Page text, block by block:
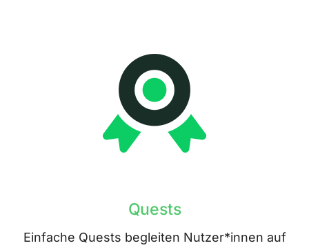
Quests
Einfache Quests begleiten Nutzer*innen auf